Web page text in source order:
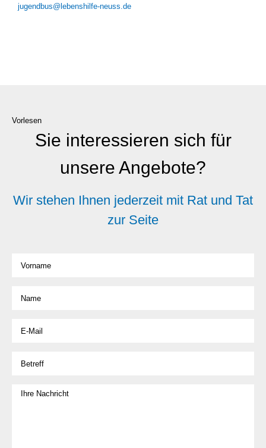
jugendbus@lebenshilfe-neuss.de
Vorlesen
Sie interessieren sich für
unsere Angebote?
Wir stehen Ihnen jederzeit mit Rat und Tat
zur Seite